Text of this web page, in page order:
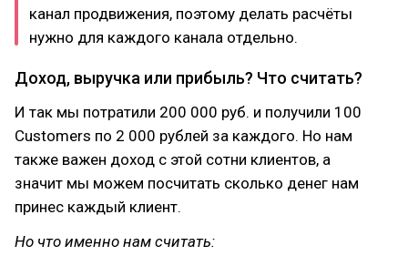
канал продвижения, поэтому делать расчёты
нужно для каждого канала отдельно.
Доход, выручка или прибыль? Что считать?
И так мы потратили 200 000 руб. и получили 100
Customers по 2 000 рублей за каждого. Но нам
также важен доход с этой сотни клиентов, а
значит мы можем посчитать сколько денег нам
принес каждый клиент.
Но что именно нам считать: